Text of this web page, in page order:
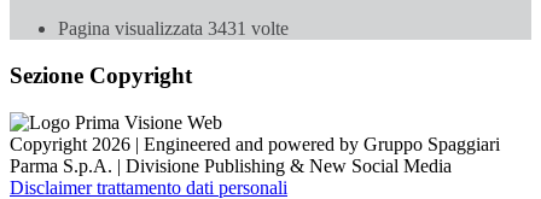
Pagina visualizzata 3431 volte
Sezione Copyright
Copyright 2026 | Engineered and powered by Gruppo Spaggiari
Parma S.p.A. | Divisione Publishing & New Social Media
Disclaimer trattamento dati personali